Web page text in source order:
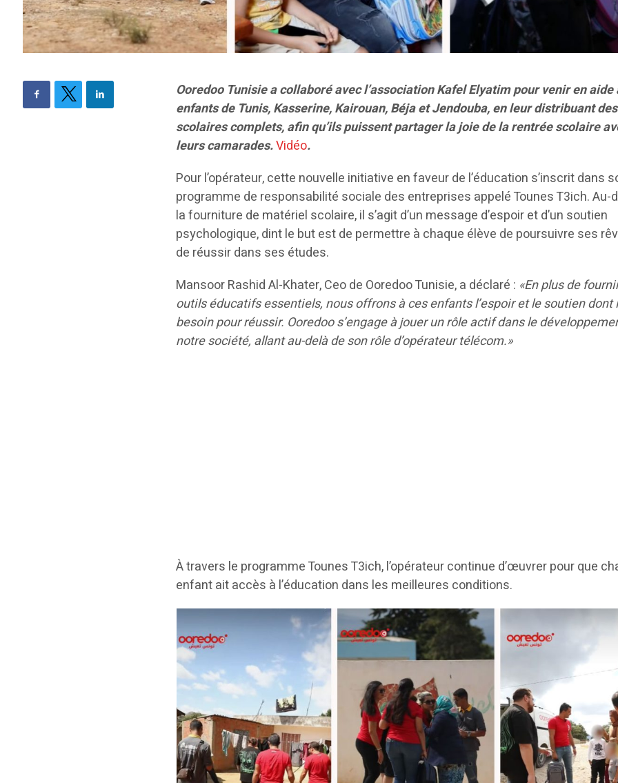
Ooredoo Tunisie a collaboré avec l’association Kafel Elyatim pour venir en aide
enfants de Tunis, Kasserine, Kairouan, Béja et Jendouba, en leur distribuant
scolaires complets, afin qu’ils puissent partager la joie de la rentrée scolaire
leurs camarades.Vidéo.
Pour l’opérateur, cette nouvelle initiative en faveur de l’éducation s’inscrit dans
programme de responsabilité sociale des entreprises appelé Tounes T3ich. Au-
la fourniture de matériel scolaire, il s’agit d’un message d’espoir et d’un soutien
psychologique, dint le but est de permettre à chaque élève de poursuivre ses
de réussir dans ses études.
Mansoor Rashid Al-Khater, Ceo de Ooredoo Tunisie, a déclaré : «En plus de
outils éducatifs essentiels, nous offrons à ces enfants l’espoir et le soutien dont
besoin pour réussir. Ooredoo s’engage à jouer un rôle actif dans le
notre société, allant au-delà de son rôle d’opérateur télécom.»
À travers le programme Tounes T3ich, l’opérateur continue d’œuvrer pour que
enfant ait accès à l’éducation dans les meilleures conditions.